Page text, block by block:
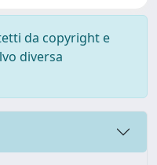
da copyright e
diversa